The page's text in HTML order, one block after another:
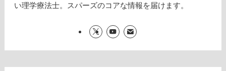
い理学療法士。スパーズのコアな情報を届けます。